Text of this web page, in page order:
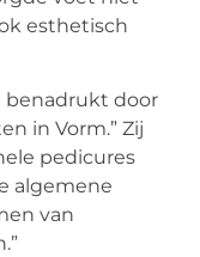
esthetisch
benadrukt door
in Vorm.” Zij
pedicures
algemene
van